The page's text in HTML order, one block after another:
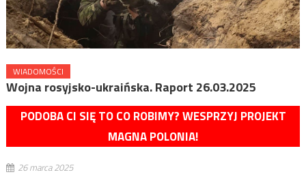
WIADOMOŚCI
Wojna rosyjsko-ukraińska. Raport 26.03.2025
PODOBA CI SIĘ TO CO ROBIMY? WESPRZYJ PROJEKT
MAGNA POLONIA!
26 marca 2025